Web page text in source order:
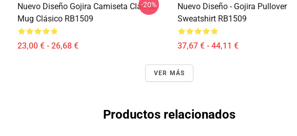
Nuevo Diseño Gojira Camiseta Clásica
Mug Clásico RB1509
23,00 € - 26,68 €
-20%
Nuevo Diseño - Gojira Pullover
Sweatshirt RB1509
37,67 € - 44,11 €
VER MÁS
Productos relacionados